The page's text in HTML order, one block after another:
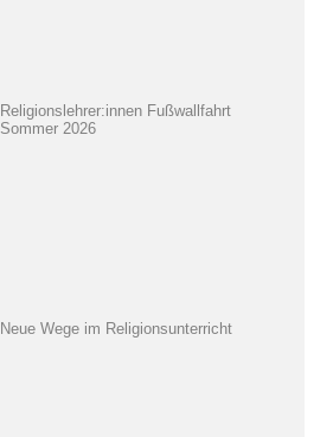
Religionslehrer:innen Fußwallfahrt
Sommer 2026
Neue Wege im Religionsunterricht